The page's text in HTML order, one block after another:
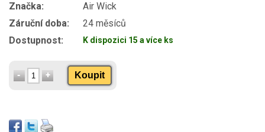
Značka:
Air Wick
Záruční doba:
24 měsíců
Dostupnost:
K dispozici 15 a více ks
Koupit